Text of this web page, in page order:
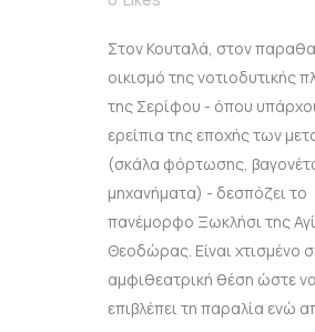
Στον Κουταλά, στον
οικισμό της νοτιοδυτικής
της Σερίφου - όπου
ερείπια της εποχής των
(σκάλα φόρτωσης,
μηχανήματα) - δεσπόζει το
πανέμορφο Ξωκλήσι της
Θεοδώρας. Είναι χτισμένο
αμφιθεατρική θέση ώστε να
επιβλέπει τη παραλία ενώ